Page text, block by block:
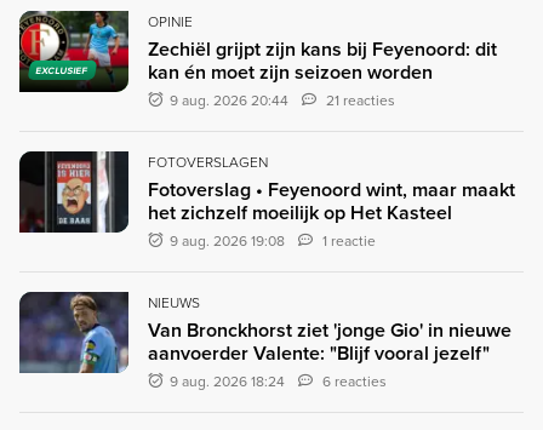
EXCLUSIEF
OPINIE
Zechiël grijpt zijn kans bij Feyenoord: dit
kan én moet zijn seizoen worden
9 aug. 2026 20:44 21 reacties
FOTOVERSLAGEN
Fotoverslag • Feyenoord wint, maar maakt
het zichzelf moeilijk op Het Kasteel
9 aug. 2026 19:08 1 reactie
NIEUWS
Van Bronckhorst ziet 'jonge Gio' in nieuwe
aanvoerder Valente: "Blijf vooral jezelf"
9 aug. 2026 18:24 6 reacties